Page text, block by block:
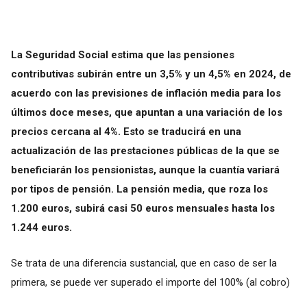
La Seguridad Social estima que las pensiones
contributivas subirán entre un 3,5% y un 4,5% en 2024, de
acuerdo con las previsiones de inflación media para los
últimos doce meses, que apuntan a una variación de los
precios cercana al 4%. Esto se traducirá en una
actualización de las prestaciones públicas de la que se
beneficiarán los pensionistas, aunque la cuantía variará
por tipos de pensión. La pensión media, que roza los
1.200 euros, subirá casi 50 euros mensuales hasta los
1.244 euros.
Se trata de una diferencia sustancial, que en caso de ser la
primera, se puede ver superado el importe del 100% (al cobro)